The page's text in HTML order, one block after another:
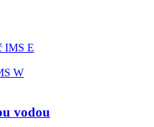
IMS E
W
vodou